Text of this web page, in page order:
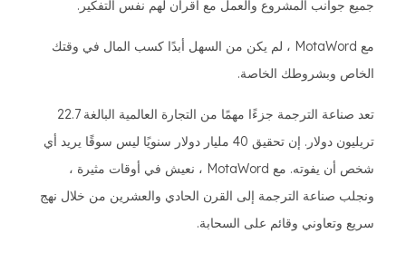
جميع جوانب المشروع والعمل مع أقران لهم نفس التفكير.
مع MotaWord ، لم يكن من السهل أبدًا كسب المال في وقتك
الخاص وبشروطك الخاصة.
تعد صناعة الترجمة جزءًا مهمًا من التجارة العالمية البالغة 22.7
تريليون دولار. إن تحقيق 40 مليار دولار سنويًا ليس سوقًا يريد أي
شخص أن يفوته. مع MotaWord ، نعيش في أوقات مثيرة ،
ونجلب صناعة الترجمة إلى القرن الحادي والعشرين من خلال نهج
سريع وتعاوني وقائم على السحابة.